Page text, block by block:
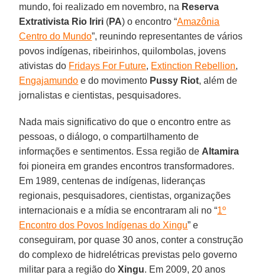
mundo, foi realizado em novembro, na Reserva
Extrativista Rio Iriri (PA) o encontro “Amazônia
Centro do Mundo”, reunindo representantes de vários
povos indígenas, ribeirinhos, quilombolas, jovens
ativistas do Fridays For Future, Extinction Rebellion,
Engajamundo e do movimento Pussy Riot, além de
jornalistas e cientistas, pesquisadores.
Nada mais significativo do que o encontro entre as
pessoas, o diálogo, o compartilhamento de
informações e sentimentos. Essa região de Altamira
foi pioneira em grandes encontros transformadores.
Em 1989, centenas de indígenas, lideranças
regionais, pesquisadores, cientistas, organizações
internacionais e a mídia se encontraram ali no “1º
Encontro dos Povos Indígenas do Xingu” e
conseguiram, por quase 30 anos, conter a construção
do complexo de hidrelétricas previstas pelo governo
militar para a região doXingu. Em 2009, 20 anos